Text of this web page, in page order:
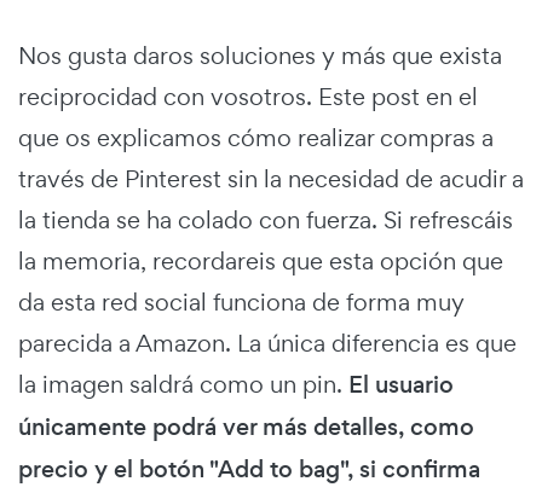
Nos gusta daros soluciones y más que exista
reciprocidad con vosotros. Este post en el
que os explicamos cómo realizar compras a
través de Pinterest sin la necesidad de acudir a
la tienda se ha colado con fuerza. Si refrescáis
la memoria, recordareis que esta opción que
da esta red social funciona de forma muy
parecida a Amazon. La única diferencia es que
la imagen saldrá como un pin. El usuario
únicamente podrá ver más detalles, como
precio y el botón "Add to bag", si confirma